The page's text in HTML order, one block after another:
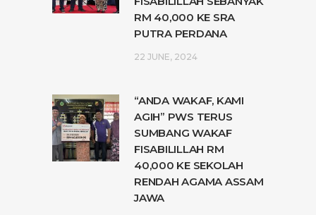
RM 40,000 KE SRA
PUTRA PERDANA
22 JUNE, 2024
“ANDA WAKAF, KAMI
AGIH” PWS TERUS
SUMBANG WAKAF
FISABILILLAH RM
40,000 KE SEKOLAH
RENDAH AGAMA ASSAM
JAWA